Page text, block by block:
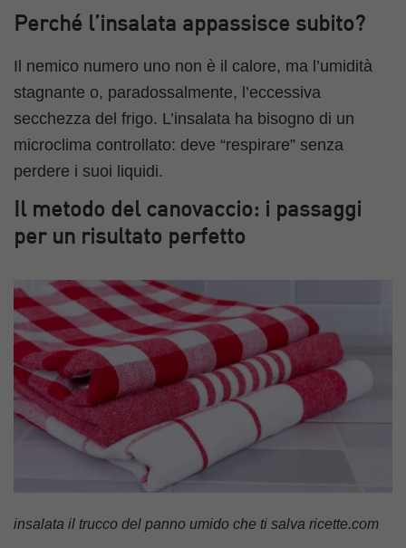
Perché l’insalata appassisce subito?
Il nemico numero uno non è il calore, ma l’umidità
stagnante o, paradossalmente, l’eccessiva
secchezza del frigo. L’insalata ha bisogno di un
microclima controllato: deve “respirare” senza
perdere i suoi liquidi.
Il metodo del canovaccio: i passaggi
per un risultato perfetto
insalata il trucco del panno umido che ti salva ricette.com